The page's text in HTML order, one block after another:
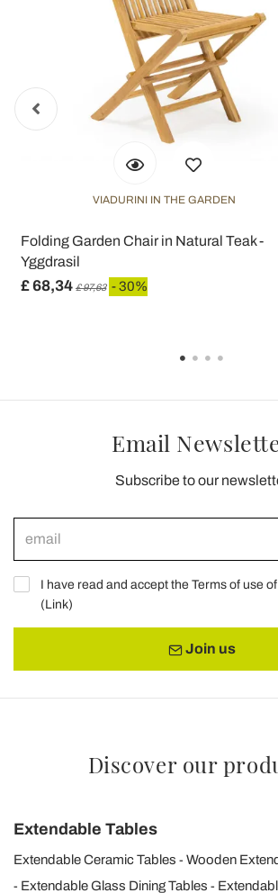
VIADURINI IN THE GARDEN
Folding Garden Chair in Natural Teak -
Yggdrasil
£ 68,34 £ 97,63 - 30%
Email
Subscribe to our
I have read and accept the Terms of use
(Link)
Join us
Discover our
Extendable Tables
Extendable Ceramic Tables
Wooden
Extendable Glass Dining Tables